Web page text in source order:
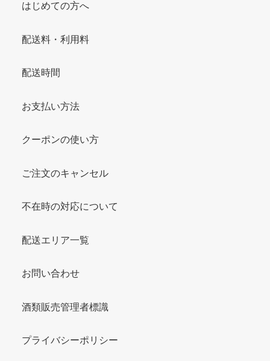
はじめての方へ
配送料・利用料
配送時間
お支払い方法
クーポンの使い方
ご注文のキャンセル
不在時の対応について
配送エリア一覧
お問い合わせ
酒類販売管理者標識
プライバシーポリシー